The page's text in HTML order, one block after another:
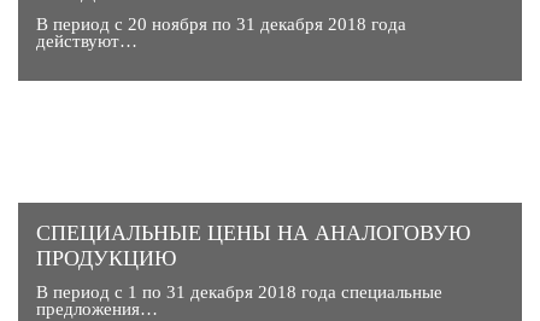
В период с 20 ноября по 31 декабря 2018 года
действуют…
CПЕЦИАЛЬНЫЕ ЦЕНЫ НА АНАЛОГОВУЮ
ПРОДУКЦИЮ
В период с 1 по 31 декабря 2018 года специальные
предложения…